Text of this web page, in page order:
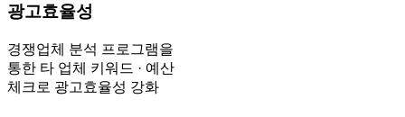
광고효율성
경쟁업체 분석 프로그램을
통한 타 업체 키워드 · 예산
체크로 광고효율성 강화